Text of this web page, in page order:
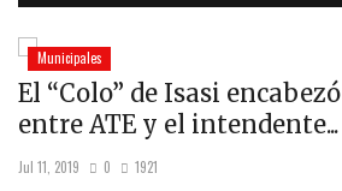
Municipales
El “Colo” de Isasi
entre ATE y el intendente...
Jul 11, 2019 0 1921